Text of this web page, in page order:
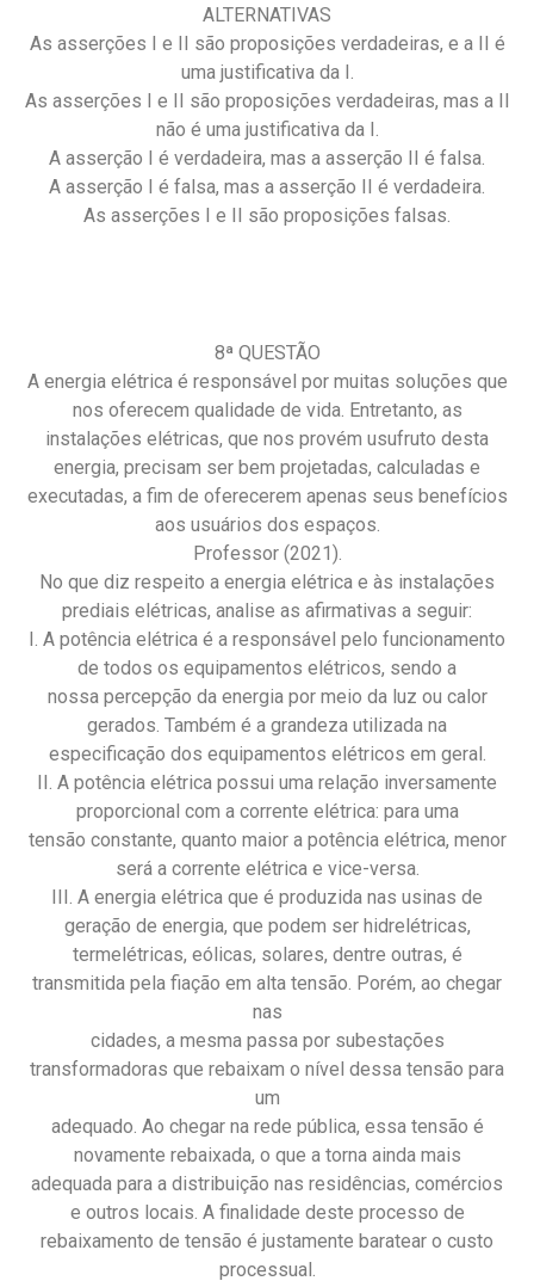
ALTERNATIVAS
As asserções I e II são proposições verdadeiras, e a II é
uma justificativa da I.
As asserções I e II são proposições verdadeiras, mas a II
não é uma justificativa da I.
A asserção I é verdadeira, mas a asserção II é falsa.
A asserção I é falsa, mas a asserção II é verdadeira.
As asserções I e II são proposições falsas.
8ª QUESTÃO
A energia elétrica é responsável por muitas soluções que
nos oferecem qualidade de vida. Entretanto, as
instalações elétricas, que nos provém usufruto desta
energia, precisam ser bem projetadas, calculadas e
executadas, a fim de oferecerem apenas seus benefícios
aos usuários dos espaços.
Professor (2021).
No que diz respeito a energia elétrica e às instalações
prediais elétricas, analise as afirmativas a seguir:
I. A potência elétrica é a responsável pelo funcionamento
de todos os equipamentos elétricos, sendo a
nossa percepção da energia por meio da luz ou calor
gerados. Também é a grandeza utilizada na
especificação dos equipamentos elétricos em geral.
II. A potência elétrica possui uma relação inversamente
proporcional com a corrente elétrica: para uma
tensão constante, quanto maior a potência elétrica, menor
será a corrente elétrica e vice-versa.
III. A energia elétrica que é produzida nas usinas de
geração de energia, que podem ser hidrelétricas,
termelétricas, eólicas, solares, dentre outras, é
transmitida pela fiação em alta tensão. Porém, ao chegar
nas
cidades, a mesma passa por subestações
transformadoras que rebaixam o nível dessa tensão para
um
adequado. Ao chegar na rede pública, essa tensão é
novamente rebaixada, o que a torna ainda mais
adequada para a distribuição nas residências, comércios
e outros locais. A finalidade deste processo de
rebaixamento de tensão é justamente baratear o custo
processual.